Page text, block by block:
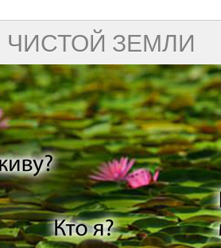
ЧИСТОЙ ЗЕМЛИ